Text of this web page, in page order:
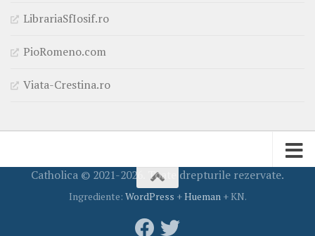
LibrariaSfIosif.ro
PioRomeno.com
Viata-Crestina.ro
Catholica © 2021-2026. Toate drepturile rezervate.
Ingrediente: WordPress +Hueman+ KN.